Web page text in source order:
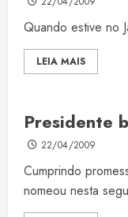
Quando estive no
LEIA MAIS
Presidente
22/04/2009
Cumprindo
nomeou nesta